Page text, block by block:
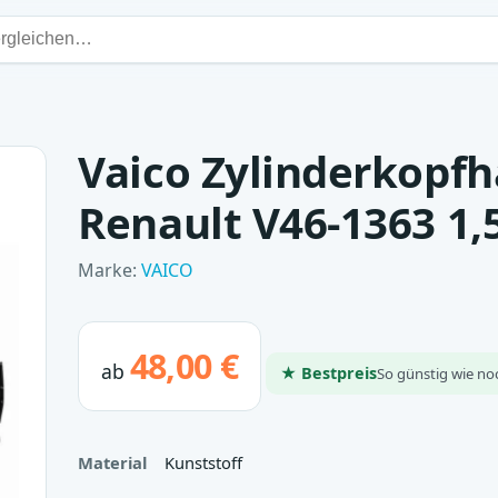
Vaico
Renault V46-1363
Marke:VAICO
ab 48,00 € ★ BestpreisSo günstig wie
Material Kunststoff